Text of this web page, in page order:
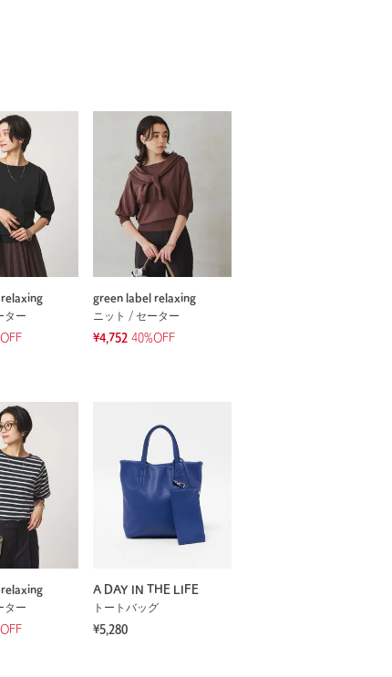
ター
green label relaxing
ニット / セーター
¥4,752 40%OFF
ター
A DAY IN THE LIFE
トートバッグ
¥5,280